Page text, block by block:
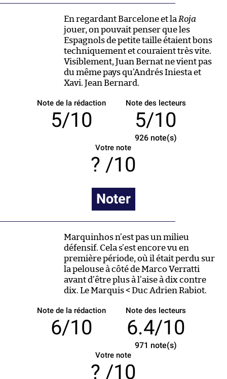
En regardant Barcelone et la Roja
jouer, on pouvait penser que les
Espagnols de petite taille étaient bons
techniquement et couraient très vite.
Visiblement, Juan Bernat ne vient pas
du même pays qu’Andrés Iniesta et
Xavi. Jean Bernard.
Note de la rédaction
5/10
Note des lecteurs
5/10
926note(s)
Votre note
/10
Noter
Marquinhos n’est pas un milieu
défensif. Cela s’est encore vu en
première période, où il était perdu sur
la pelouse à côté de Marco Verratti
avant d’être plus à l’aise à dix contre
dix. Le Marquis < Duc Adrien Rabiot.
Note de la rédaction
6/10
Note des lecteurs
6.4/10
971 note(s)
Votre note
/10